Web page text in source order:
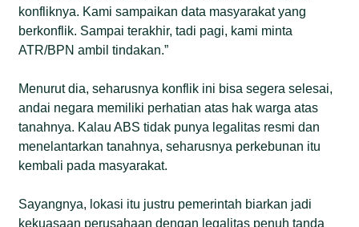
konfliknya. Kami sampaikan data masyarakat yang
berkonflik. Sampai terakhir, tadi pagi, kami minta
ATR/BPN ambil tindakan.”
Menurut dia, seharusnya konflik ini bisa segera selesai,
andai negara memiliki perhatian atas hak warga atas
tanahnya. Kalau ABS tidak punya legalitas resmi dan
menelantarkan tanahnya, seharusnya perkebunan itu
kembali pada masyarakat.
Sayangnya, lokasi itu justru pemerintah biarkan jadi
kekuasaan perusahaan dengan legalitas penuh tanda